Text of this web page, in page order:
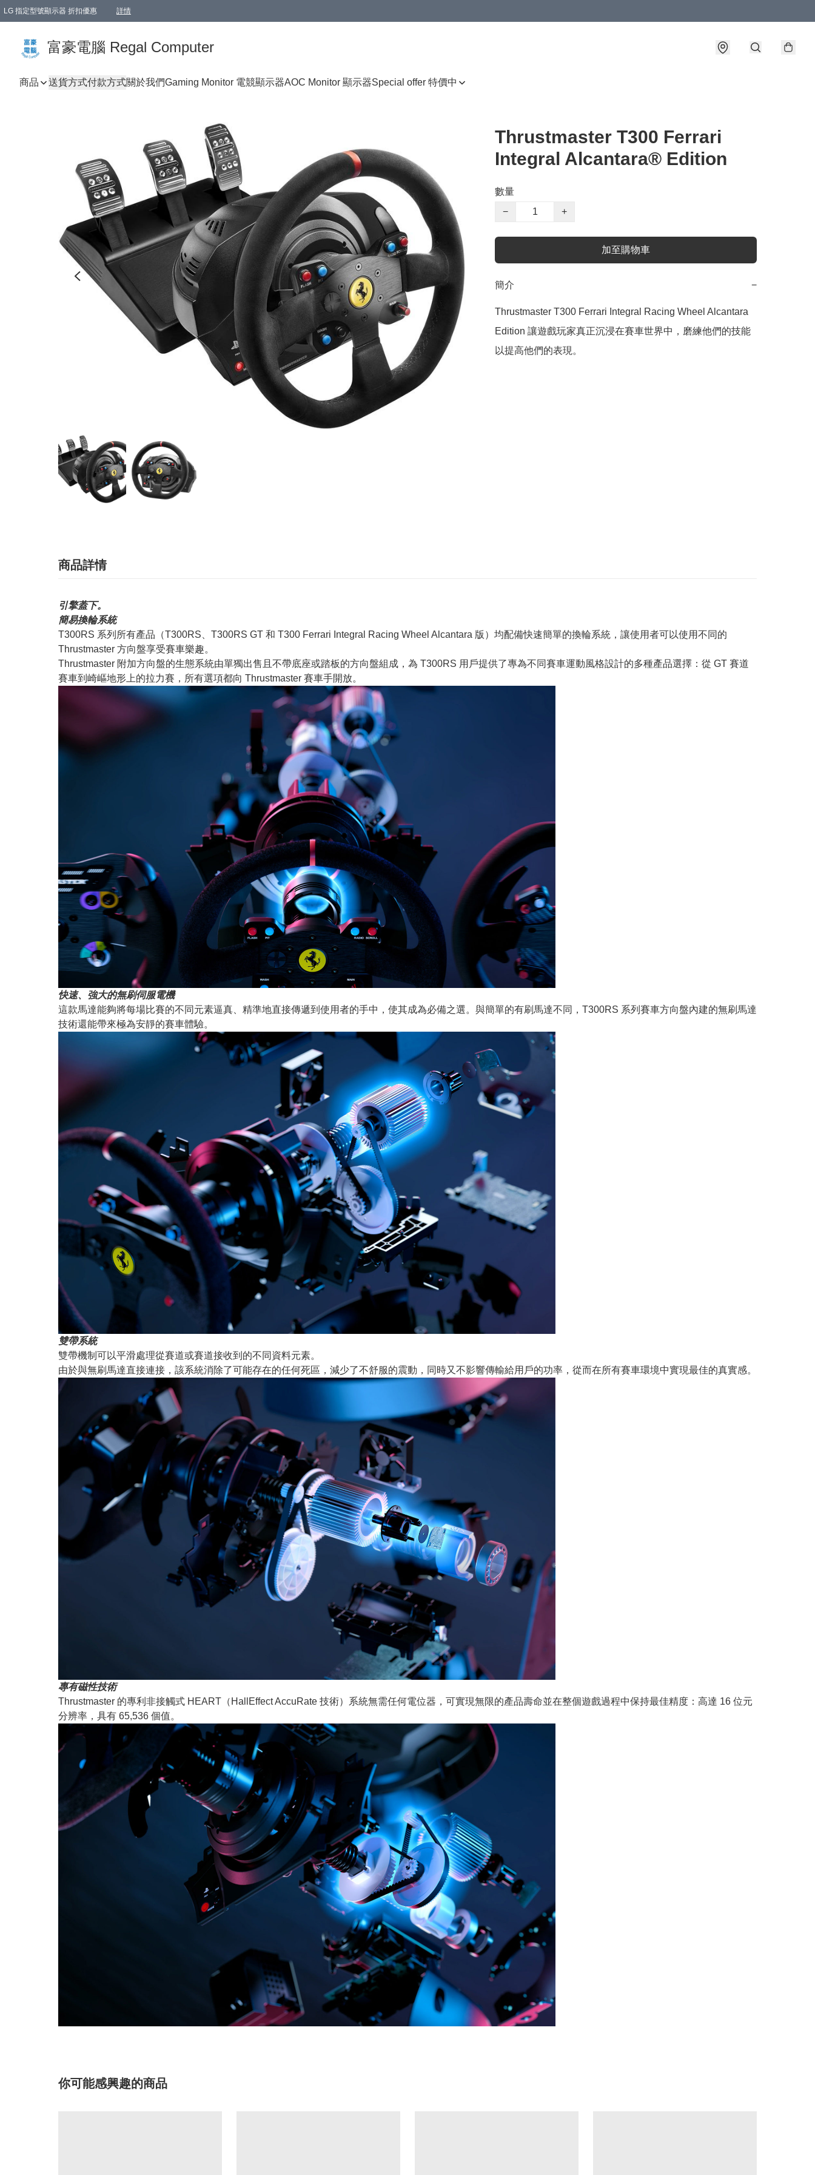
LG 指定型號顯示器 折扣優惠 詳情
富豪電腦 Regal Computer
商品 送貨方式付款方式關於我們Gaming Monitor 電競顯示器AOC Monitor 顯示器Special offer 特價中
Thrustmaster T300 Ferrari
Integral Alcantara® Edition
數量
−
+
加至購物車
簡介 −
Thrustmaster T300 Ferrari Integral Racing Wheel Alcantara
Edition 讓遊戲玩家真正沉浸在賽車世界中，磨練他們的技能
以提高他們的表現。
商品詳情
引擎蓋下。
簡易換輪系統
T300RS 系列所有產品（T300RS、T300RS GT 和 T300 Ferrari Integral Racing Wheel Alcantara 版）均配備快速簡單的換輪系統，讓使用者可以使用不同的
Thrustmaster 方向盤享受賽車樂趣。
Thrustmaster 附加方向盤的生態系統由單獨出售且不帶底座或踏板的方向盤組成，為 T300RS 用戶提供了專為不同賽車運動風格設計的多種產品選擇：從 GT 賽道
賽車到崎嶇地形上的拉力賽，所有選項都向 Thrustmaster 賽車手開放。
快速、強大的無刷伺服電機
這款馬達能夠將每場比賽的不同元素逼真、精準地直接傳遞到使用者的手中，使其成為必備之選。與簡單的有刷馬達不同，T300RS 系列賽車方向盤內建的無刷馬達
技術還能帶來極為安靜的賽車體驗。
雙帶系統
雙帶機制可以平滑處理從賽道或賽道接收到的不同資料元素。
由於與無刷馬達直接連接，該系統消除了可能存在的任何死區，減少了不舒服的震動，同時又不影響傳輸給用戶的功率，從而在所有賽車環境中實現最佳的真實感。
專有磁性技術
Thrustmaster 的專利非接觸式 HEART（HallEffect AccuRate 技術）系統無需任何電位器，可實現無限的產品壽命並在整個遊戲過程中保持最佳精度：高達 16 位元
分辨率，具有 65,536 個值。
你可能感興趣的商品